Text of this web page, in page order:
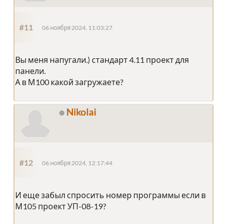
#11 06 ноября 2024, 11:03:27
Вы меня напугали.) стандарт 4.11 проект для
панели.
А в М100 какой загружаете?
Nikolai
#12 06 ноября 2024, 12:17:44
И еще забыл спросить номер программы если в
М105 проект УП-08-19?